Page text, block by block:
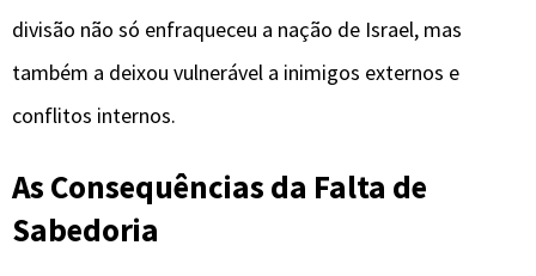
divisão não só enfraqueceu a nação de Israel, mas
também a deixou vulnerável a inimigos externos e
conflitos internos.
As Consequências da Falta de
Sabedoria